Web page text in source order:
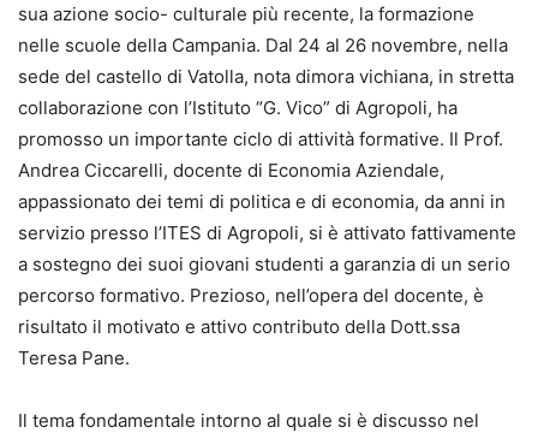
sua azione socio- culturale più recente, la formazione
nelle scuole della Campania. Dal 24 al 26 novembre, nella
sede del castello di Vatolla, nota dimora vichiana, in stretta
collaborazione con l’Istituto “G. Vico” di Agropoli, ha
promosso un importante ciclo di attività formative. Il Prof.
Andrea Ciccarelli, docente di Economia Aziendale,
appassionato dei temi di politica e di economia, da anni in
servizio presso l’ITES di Agropoli, si è attivato fattivamente
a sostegno dei suoi giovani studenti a garanzia di un serio
percorso formativo. Prezioso, nell’opera del docente, è
risultato il motivato e attivo contributo della Dott.ssa
Teresa Pane.
Il tema fondamentale intorno al quale si è discusso nel